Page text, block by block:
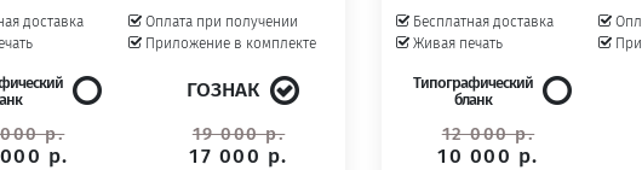
доставка
Оплата при получении
Приложение в комплекте
р.
р.
ГОЗНАК
19 000 р.
17 000 р.
Бесплатная доставка
Живая печать
Типографический
бланк
12 000 р.
10 000 р.